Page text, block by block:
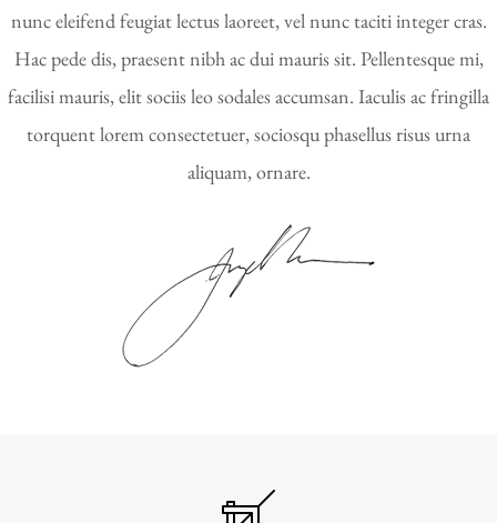
nunc eleifend feugiat lectus laoreet, vel nunc taciti integer cras.
Hac pede dis, praesent nibh ac dui mauris sit. Pellentesque mi,
facilisi mauris, elit sociis leo sodales accumsan. Iaculis ac fringilla
torquent lorem consectetuer, sociosqu phasellus risus urna
aliquam, ornare.